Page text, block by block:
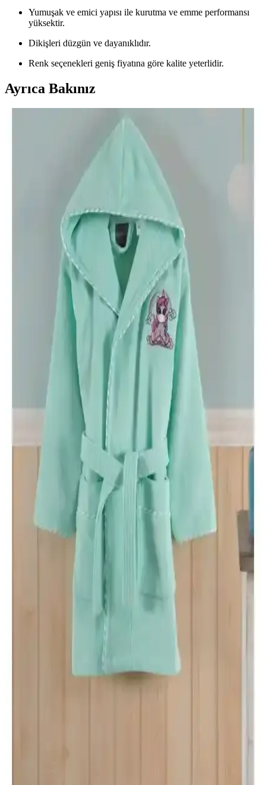
Yumuşak ve emici yapısı ile kurutma ve emme performansı
yüksektir.
Dikişleri düzgün ve dayanıklıdır.
Renk seçenekleri geniş fiyatına göre kalite yeterlidir.
Ayrıca Bakınız
Varol Dama ve Varol Nemesis Serisi Bornoz
Karşılaştırması ve Özellikleri
Bu makalede, Varol Dama ve Nemesis serisi bornozların özellikleri,
kullanıcı deneyimleri ve karşılaştırmaları detaylı şekilde incelenerek,
doğru seçim yapmanıza yardımcı olunur.
Güvenal Akdeniz ve Özdilek Wedding Bornoz
Setleri Karşılaştırması ve Seçim Rehberi
Bu karşılaştırma, Güvenal Akdeniz ve Özdilek Wedding bornoz
setlerinin özellikleri, kullanıcı yorumları ve avantajlarını analiz
ederek en uygun seçimi yapmanıza yardımcı olur.
Varol Biyeli Şal Yaka Bambu Bornoz ve Varol Orfe
Serisi Pike Otel Bornozu Karşılaştırması
İki yüksek kaliteli bornoz arasındaki farklar, kumaş yapısı, kullanım
kolaylığı ve kullanıcı yorumlarıyla detaylı karşılaştırma.
Arvilla Home ve Özdilek Point Happy Bornoz
Setleri Karşılaştırması: Hangi Ürün Sizin İçin
İki popüler bornoz seti Arvilla Home ve Özdilek Point Happy'yi
karşılaştırıyoruz. Konfor, kalite ve fiyat açısından detaylı analizle
sizin için en uygun seçeneği belirleyin.
Ephemeris ve Mira Home Kapüşonlu Peştemal
Bornoz Karşılaştırması
İşte Ephemeris ve Mira Home kapüşonlu bornozların özellikleri,
kullanıcı yorumları ve karşılaştırması. Hangi ürün ihtiyaçlarınıza
daha uygun? Detaylar burada.
Soley %100 Pamuklu Kimono Bornoz: Yüksek
Emicilik ve Konfor Sunan Doğal Tasarım
Soley markasının %100 pamuklu kimono bornozu, yüksek emiciliği
ve şık tasarımıyla duş sonrası veya sabah rutininizde rahatlık sağlar,
Madame Coco Roesia Şalyaka Kadın Bornoz:
Yüksek Kalite ve Konfor Sunan Hafif Pamuklu
Madame Coco'nun Roesia Şalyaka kadın bornozu, %100 pamuk,
hızlı kuruma ve estetik ekru rengiyle günlük kullanımda konfor
sağlar, dayanıklı ve şık tasarımıyla öne çıkar.